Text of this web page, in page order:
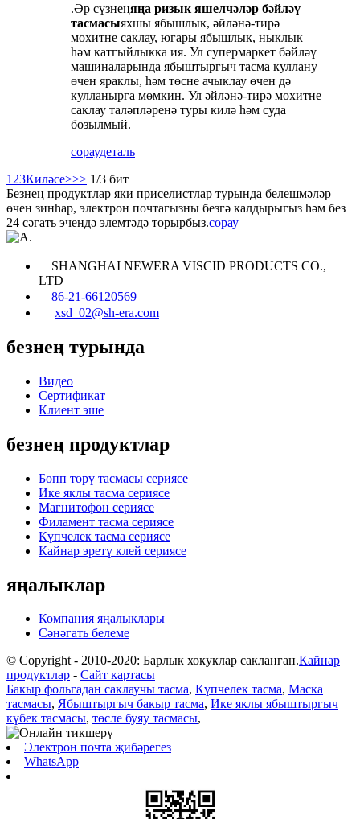
.Әр сүзнеңяңа ризык яшелчәләр бәйләү
тасмасыяхшы ябышлык, әйләнә-тирә
мохитне саклау, югары ябышлык, ныклык
һәм катгыйлыкка ия. Ул супермаркет бәйләү
машиналарында ябыштыргыч тасма куллану
өчен яраклы, һәм төсне ачыклау өчен дә
кулланырга мөмкин. Ул әйләнә-тирә мохитне
саклау таләпләренә туры килә һәм суда
бозылмый.
сораудеталь
1 23Киләсе>>> 1/3 бит
Безнең продуктлар яки приселистлар турында белешмәләр
өчен зинһар, электрон почтагызны безгә калдырыгыз һәм без
24 сәгать эчендә элемтәдә торырбыз.сорау
SHANGHAI NEWERA VISCID PRODUCTS CO.,
LTD
86-21-66120569
xsd_02@sh-era.com
безнең турында
Видео
Сертификат
Клиент эше
безнең продуктлар
Бопп төрү тасмасы сериясе
Ике яклы тасма сериясе
Магнитофон сериясе
Филамент тасма сериясе
Күпчелек тасма сериясе
Кайнар эретү клей сериясе
яңалыклар
Компания яңалыклары
Сәнәгать белеме
© Copyright - 2010-2020: Барлык хокуклар сакланган.Кайнар
продуктлар - Сайт картасы
Бакыр фольгадан саклаучы тасма, Күпчелек тасма, Маска
тасмасы, Ябыштыргыч бакыр тасма, Ике яклы ябыштыргыч
күбек тасмасы, төсле буяу тасмасы,
Электрон почта җибәрегез
WhatsApp